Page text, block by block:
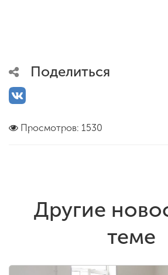
Поделиться
Просмотров: 1530
Другие
теме